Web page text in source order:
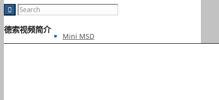
Mini MSD
德索视频简介